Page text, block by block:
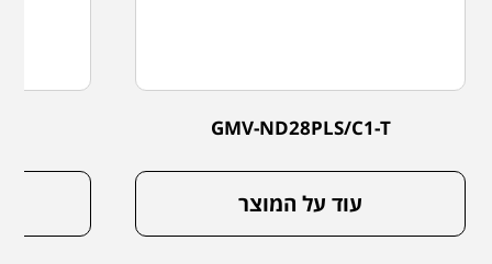
GMV-ND28PLS/C1-T
עוד על המוצר